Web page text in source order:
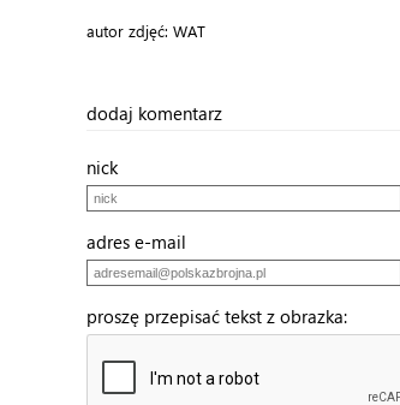
autor zdjęć: WAT
dodaj komentarz
nick
adres e-mail
proszę przepisać tekst z obrazka: